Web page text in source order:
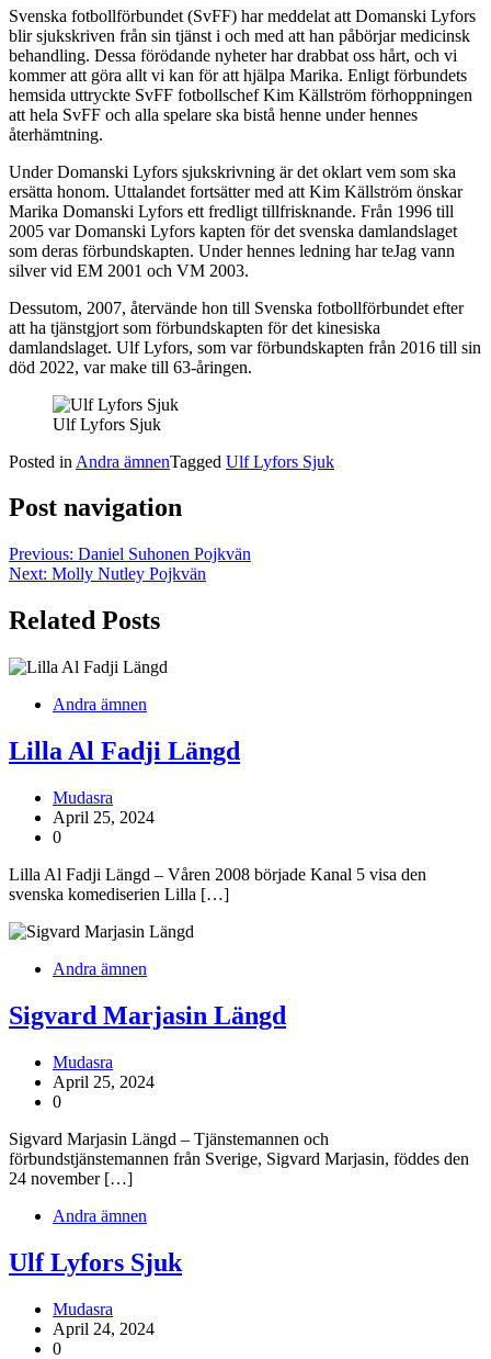
Svenska fotbollförbundet (SvFF) har meddelat att Domanski Lyfors
blir sjukskriven från sin tjänst i och med att han påbörjar medicinsk
behandling. Dessa förödande nyheter har drabbat oss hårt, och vi
kommer att göra allt vi kan för att hjälpa Marika. Enligt förbundets
hemsida uttryckte SvFF fotbollschef Kim Källström förhoppningen
att hela SvFF och alla spelare ska bistå henne under hennes
återhämtning.
Under Domanski Lyfors sjukskrivning är det oklart vem som ska
ersätta honom. Uttalandet fortsätter med att Kim Källström önskar
Marika Domanski Lyfors ett fredligt tillfrisknande. Från 1996 till
2005 var Domanski Lyfors kapten för det svenska damlandslaget
som deras förbundskapten. Under hennes ledning har teJag vann
silver vid EM 2001 och VM 2003.
Dessutom, 2007, återvände hon till Svenska fotbollförbundet efter
att ha tjänstgjort som förbundskapten för det kinesiska
damlandslaget. Ulf Lyfors, som var förbundskapten från 2016 till sin
död 2022, var make till 63-åringen.
Ulf Lyfors Sjuk
Posted in Andra ämnenTagged Ulf Lyfors Sjuk
Post navigation
Previous: Daniel Suhonen Pojkvän
Next: Molly Nutley Pojkvän
Related Posts
Andra ämnen
Lilla Al Fadji Längd
Mudasra
April 25, 2024
0
Lilla Al Fadji Längd – Våren 2008 började Kanal 5 visa den
svenska komediserien Lilla […]
Andra ämnen
Sigvard Marjasin Längd
Mudasra
April 25, 2024
0
Sigvard Marjasin Längd – Tjänstemannen och
förbundstjänstemannen från Sverige, Sigvard Marjasin, föddes den
24 november […]
Andra ämnen
Ulf Lyfors Sjuk
Mudasra
April 24, 2024
0